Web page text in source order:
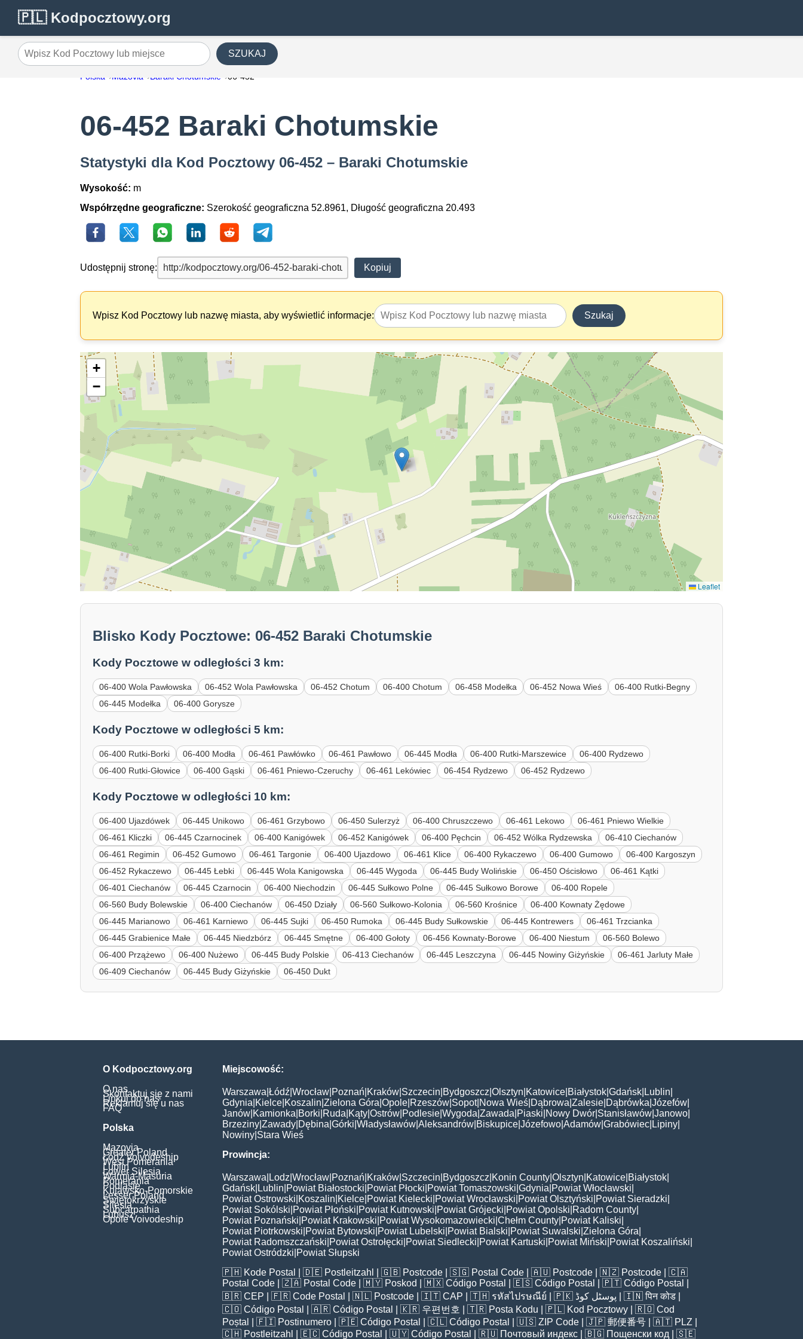
🇵🇱 Kodpocztowy.org
Wpisz Kod Pocztowy lub miejsce SZUKAJ
Polska Mazovia Baraki Chotumskie 06-452
06-452 Baraki Chotumskie
Statystyki dla Kod Pocztowy 06-452 – Baraki Chotumskie
Wysokość: m
Współrzędne geograficzne: Szerokość geograficzna 52.8961, Długość geograficzna 20.493
Udostępnij stronę: Kopiuj
Wpisz Kod Pocztowy lub nazwę miasta, aby wyświetlić informacje: Szukaj
+
−
Leaflet
Blisko Kody Pocztowe: 06-452 Baraki Chotumskie
Kody Pocztowe w odległości 3 km:
06-400 Wola Pawłowska 06-452 Wola Pawłowska 06-452 Chotum 06-400 Chotum 06-458 Modełka 06-452 Nowa Wieś
06-400 Rutki-Begny
06-445 Modełka
06-400 Gorysze
Kody Pocztowe w odległości 5 km:
06-400 Rutki-Borki 06-400 Modła 06-461 Pawłówko 06-461 Pawłowo 06-445 Modła 06-400 Rutki-Marszewice
06-400 Rydzewo
06-400 Rutki-Głowice
06-400 Gąski 06-461 Pniewo-Czeruchy 06-461 Lekówiec 06-454 Rydzewo 06-452 Rydzewo
Kody Pocztowe w odległości 10 km:
06-400 Ujazdówek 06-445 Unikowo 06-461 Grzybowo 06-450 Sulerzyż 06-400 Chruszczewo 06-461 Lekowo
06-461 Pniewo Wielkie
06-461 Kliczki
06-445 Czarnocinek 06-400 Kanigówek 06-452 Kanigówek 06-400 Pęchcin 06-452 Wólka Rydzewska
06-410 Ciechanów
06-461 Regimin
06-452 Gumowo 06-461 Targonie 06-400 Ujazdowo 06-461 Klice 06-400 Rykaczewo 06-400 Gumowo
06-400 Kargoszyn
06-452 Rykaczewo
06-445 Łebki 06-445 Wola Kanigowska 06-445 Wygoda 06-445 Budy Wolińskie 06-450 Ościsłowo
06-461 Kątki
06-401 Ciechanów
06-445 Czarnocin 06-400 Niechodzin 06-445 Sułkowo Polne 06-445 Sułkowo Borowe
06-400 Ropele
06-560 Budy Bolewskie
06-400 Ciechanów 06-450 Działy 06-560 Sułkowo-Kolonia 06-560 Krośnice
06-400 Kownaty Żędowe
06-445 Marianowo
06-461 Karniewo 06-445 Sujki 06-450 Rumoka 06-445 Budy Sułkowskie 06-445 Kontrewers
06-461 Trzcianka
06-445 Grabienice Małe
06-445 Niedzbórz 06-445 Smętne 06-400 Gołoty 06-456 Kownaty-Borowe 06-400 Niestum
06-560 Bolewo
06-400 Przążewo
06-400 Nużewo 06-445 Budy Polskie 06-413 Ciechanów 06-445 Leszczyna 06-445 Nowiny Giżyńskie
06-461 Jarluty Małe
06-409 Ciechanów
06-445 Budy Giżyńskie 06-450 Dukt
O Kodpocztowy.org
O nas
Skontaktuj się z nami
Linkuj do nas
Reklamuj się u nas
FAQ
Polska
Mazovia
Greater Poland
Łódź Voivodeship
West Pomerania
Lublin
Lower Silesia
Warmia-Masuria
Pomerania
Podlasie
Kujawsko-Pomorskie
Lesser Poland
Świętokrzyskie
Silesia
Subcarpathia
Lubusz
Opole Voivodeship
Miejscowość:
Warszawa Łódź Wrocław Poznań Kraków Szczecin Bydgoszcz Olsztyn Katowice Białystok Gdańsk Lublin
Gdynia Kielce Koszalin Zielona Góra Opole Rzeszów Sopot| Nowa Wieś Dąbrowa Zalesie Dąbrówka Józefów
Janów Kamionka Borki Ruda Kąty Ostrów Podlesie Wygoda Zawada Piaski Nowy Dwór Stanisławów Janowo
Brzeziny Zawady Dębina Górki Władysławów Aleksandrów Biskupice Józefowo Adamów Grabówiec Lipiny
Nowiny Stara Wieś
Prowincja:
Warszawa Lodz Wrocław Poznań Kraków Szczecin Bydgoszcz Konin County Olsztyn Katowice Białystok
Gdańsk Lublin Powiat Białostocki Powiat Płocki Powiat Tomaszowski Gdynia Powiat Włocławski
Powiat Ostrowski Koszalin Kielce Powiat Kielecki Powiat Wrocławski Powiat Olsztyński Powiat Sieradzki
Powiat Sokólski Powiat Płoński Powiat Kutnowski Powiat Grójecki Powiat Opolski Radom County
Powiat Poznański Powiat Krakowski Powiat Wysokomazowiecki Chełm County Powiat Kaliski
Powiat Piotrkowski Powiat Bytowski Powiat Lubelski Powiat Bialski Powiat Suwalski Zielona Góra
Powiat Radomszczański Powiat Ostrołęcki Powiat Siedlecki Powiat Kartuski Powiat Miński Powiat Koszaliński
Powiat Ostródzki Powiat Słupski
🇵🇭 Kode Postal | 🇩🇪 Postleitzahl | 🇬🇧 Postcode | 🇸🇬 Postal Code | 🇦🇺 Postcode | 🇳🇿 Postcode | 🇨🇦
Postal Code | 🇿🇦 Postal Code | 🇲🇾 Poskod | 🇲🇽 Código Postal | 🇪🇸 Código Postal | 🇵🇹 Código Postal
🇧🇷 CEP | 🇫🇷 Code Postal | 🇳🇱 Postcode | 🇮🇹 CAP | 🇹🇭 รหัสไปรษณีย์ | 🇵🇰 پوسٹل کوڈ | 🇮🇳पिन कोड
🇨🇴 Código Postal | 🇦🇷 Código Postal | 🇰🇷 우편번호 | 🇹🇷 Posta Kodu | 🇵🇱 Kod Pocztowy | 🇷🇴 Cod
Poștal
| 🇫🇮 Postinumero | 🇵🇪 Código Postal | 🇨🇱 Código Postal | 🇺🇸 ZIP Code | 🇯🇵 郵便番号 | 🇦🇹 PLZ
🇨🇭 Postleitzahl | 🇪🇨 Código Postal | 🇺🇾 Código Postal | 🇷🇺 Почтовый индекс | 🇧🇬 Пощенски код | 🇸🇪